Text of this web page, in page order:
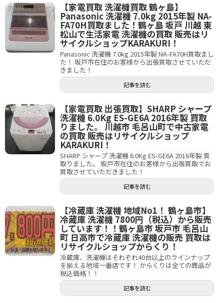
【家電買取 洗濯機買取 鶴ヶ島】
Panasonic 洗濯機 7.0kg 2015年製 NA-
FA70H買取ました！鶴ヶ島 坂戸 川越 東
松山で生活家電 洗濯機の買取 販売はリ
サイクルショップKARAKURI！
Panasonic 洗濯機 7.0kg 2015年製 NA-FA70H買取まし
た！ 坂戸市在住のお客様から出張買取させていただ
きました！
記事を読む
【家電買取 出張買取】SHARP シャープ
洗濯機 6.0Kg ES-GE6A 2016年製 買取
りました。 川越市 毛呂山町で中古家電
の買取 販売はリサイクルショップ
KARAKURI！
SHARP シャープ 洗濯機 6.0Kg ES-GE6A 2016年製 買
取りました。 坂戸市在住のお客様から出張買取でお
買取させていただきました！
記事を読む
【冷蔵庫 洗濯機 地域No1！ 鶴ヶ島市】
冷蔵庫 洗濯機 7800円（税込）から販売
しています！！鶴ヶ島市 坂戸市 毛呂山
町 日高市で冷蔵庫 洗濯機の販売 買取は
リサイクルショップからくり！
冷蔵庫、洗濯機はそれぞれ40台以上のラインナップ
を揃える地域一番店です！ からくりは全ての商品が
税込価格！！
記事を読む